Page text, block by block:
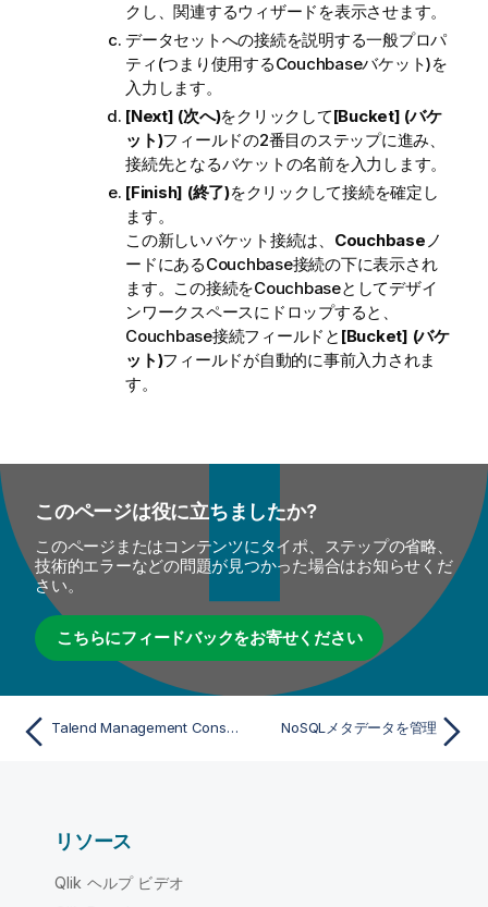
クし、関連するウィザードを表示させます。
データセットへの接続を説明する一般プロパ
ティ(つまり使用するCouchbaseバケット)を
入力します。
[Next] (次へ)をクリックして[Bucket] (バケ
ット)フィールドの2番目のステップに進み、
接続先となるバケットの名前を入力します。
[Finish] (終了)をクリックして接続を確定し
ます。
この新しいバケット接続は、 Couchbase ノ
ードにあるCouchbase接続の下に表示され
ます。この接続をCouchbaseとしてデザイ
ンワークスペースにドロップすると、
Couchbase接続フィールドと [Bucket] (バケ
ット)フィールドが自動的に事前入力されま
す。
このページは役に立ちましたか?
このページまたはコンテンツにタイポ、ステップの省略、
技術的エラーなどの問題が見つかった場合はお知らせくだ
さい。
こちらにフィードバックをお寄せください
Talend Management Console内のメタデータ NoSQLメタデータを管理
リソース
Qlik ヘルプ ビデオ